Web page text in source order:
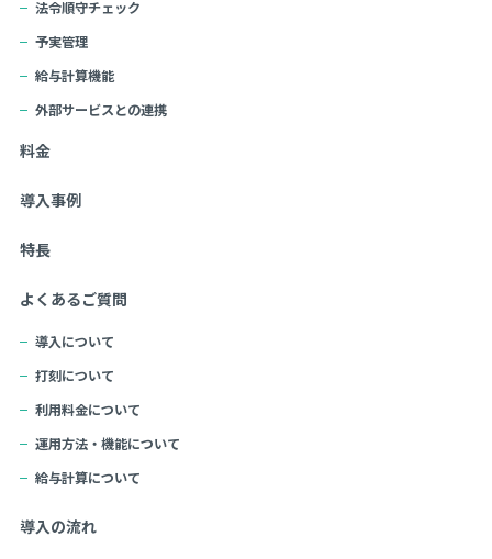
法令順守チェック
予実管理
給与計算機能
外部サービスとの連携
料金
導入事例
特長
よくあるご質問
導入について
打刻について
利用料金について
運用方法・機能について
給与計算について
導入の流れ